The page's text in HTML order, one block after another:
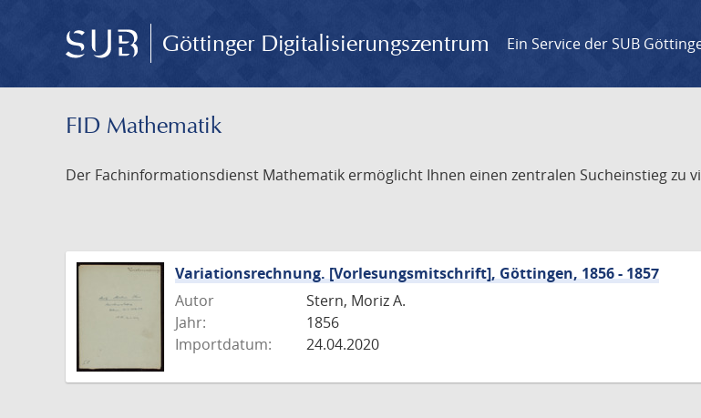
Göttinger Digitalisierungszentrum Ein Service der SUB
FID Mathematik
Der Fachinformationsdienst Mathematik ermöglicht Ihnen einen zentralen Sucheinstieg zu
Variationsrechnung. [Vorlesungsmitschrift], Göttingen, 1856 - 1857
Autor
Stern, Moriz A.
Jahr:
1856
Importdatum:
24.04.2020